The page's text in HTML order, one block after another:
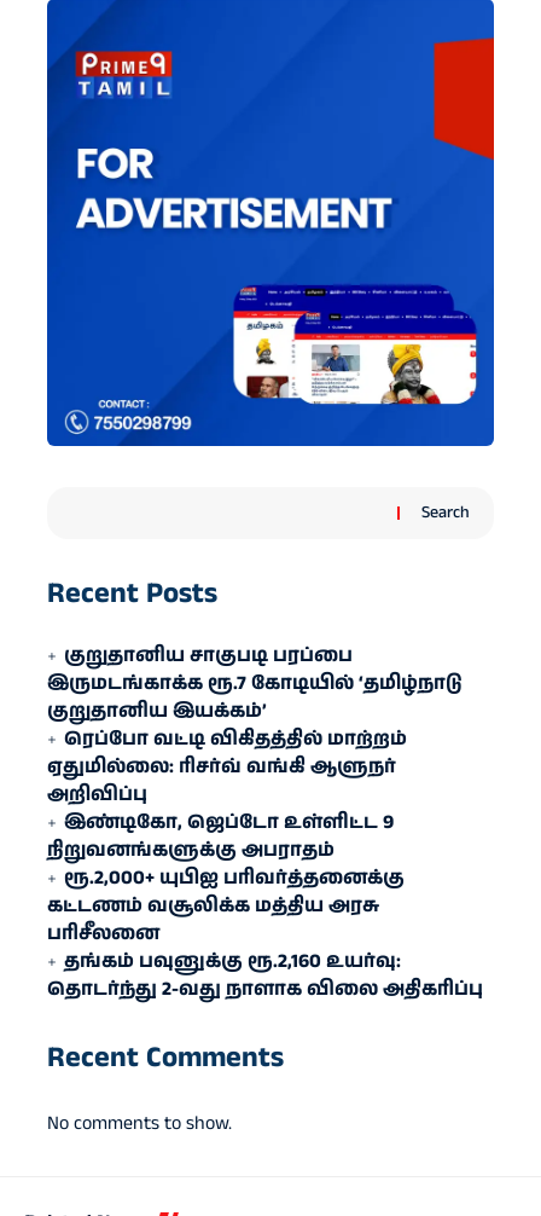
Search
Recent Posts
குறுதானிய சாகுபடி பரப்பை
இருமடங்காக்க ரூ.7 கோடியில் ‘தமிழ்நாடு
குறுதானிய இயக்கம்’
ரெப்போ வட்டி விகிதத்தில் மாற்றம்
ஏதுமில்லை: ரிசர்வ் வங்கி ஆளுநர்
அறிவிப்பு
இண்டிகோ, ஜெப்டோ உள்ளிட்ட 9
நிறுவனங்களுக்கு அபராதம்
ரூ.2,000+ யுபிஐ பரிவர்த்தனைக்கு
கட்டணம் வசூலிக்க மத்திய அரசு
பரிசீலனை
தங்கம் பவுனுக்கு ரூ.2,160 உயர்வு:
தொடர்ந்து 2-வது நாளாக விலை அதிகரிப்பு
Recent Comments
No comments to show.